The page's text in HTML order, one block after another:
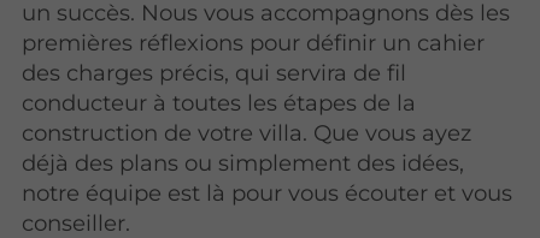
un succès. Nous vous accompagnons dès les
premières réflexions pour définir un cahier
des charges précis, qui servira de fil
conducteur à toutes les étapes de la
construction de votre villa. Que vous ayez
déjà des plans ou simplement des idées,
notre équipe est là pour vous écouter et vous
conseiller.